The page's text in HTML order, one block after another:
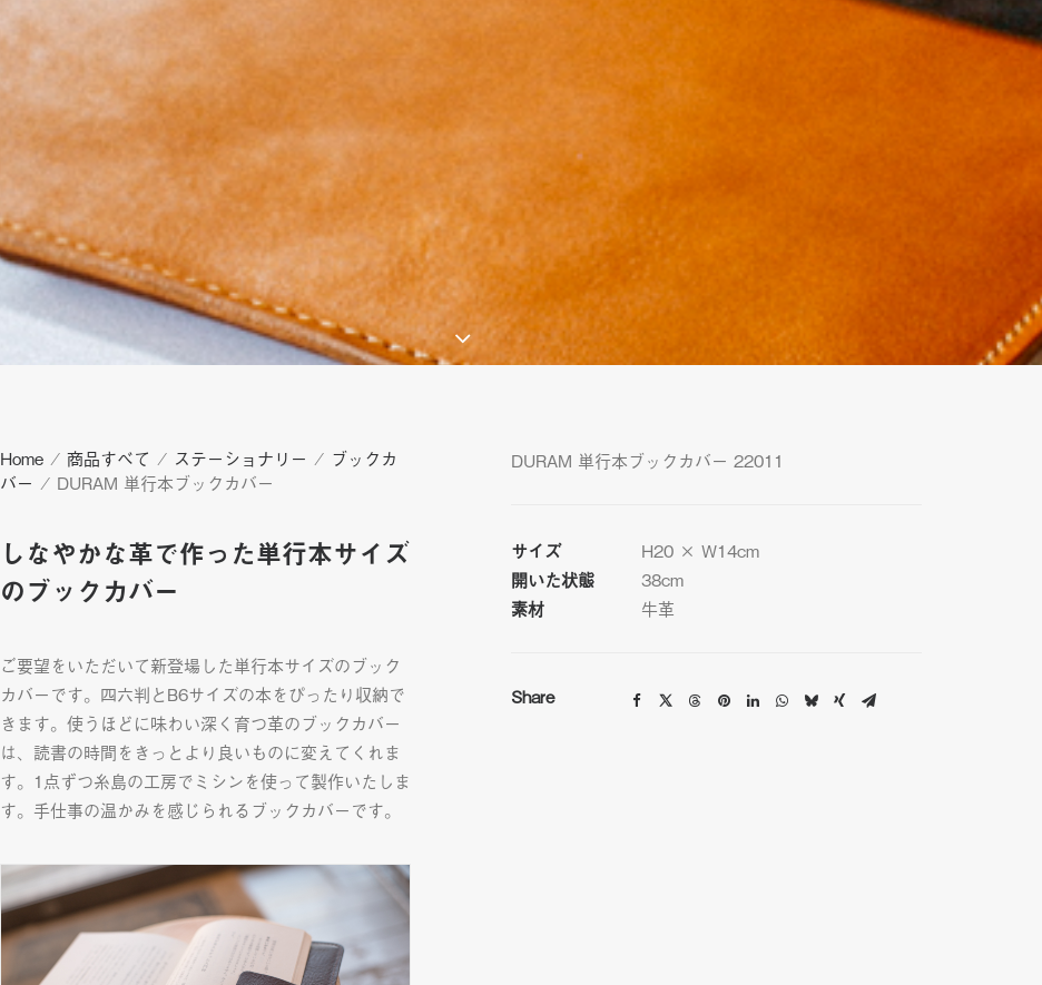
Home ⁄ 商品すべて ⁄ ステーショナリー ⁄ ブックカ
バー ⁄ DURAM 単行本ブックカバー
しなやかな革で作った単行本サイズ
のブックカバー
ご要望をいただいて新登場した単行本サイズのブック
カバーです。四六判とB6サイズの本をぴったり収納で
きます。使うほどに味わい深く育つ革のブックカバー
は、読書の時間をきっとより良いものに変えてくれま
す。1点ずつ糸島の工房でミシンを使って製作いたしま
す。手仕事の温かみを感じられるブックカバーです。
DURAM 単行本ブックカバー 22011
サイズ
H20 × W14cm
開いた状態
38cm
素材
牛革
Share